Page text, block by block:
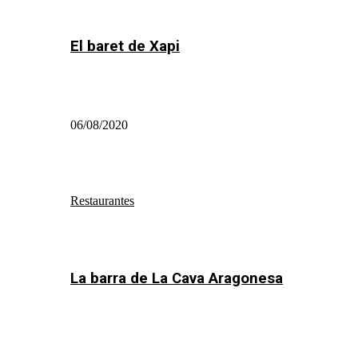
El baret de Xapi
06/08/2020
Restaurantes
La barra de La Cava Aragonesa